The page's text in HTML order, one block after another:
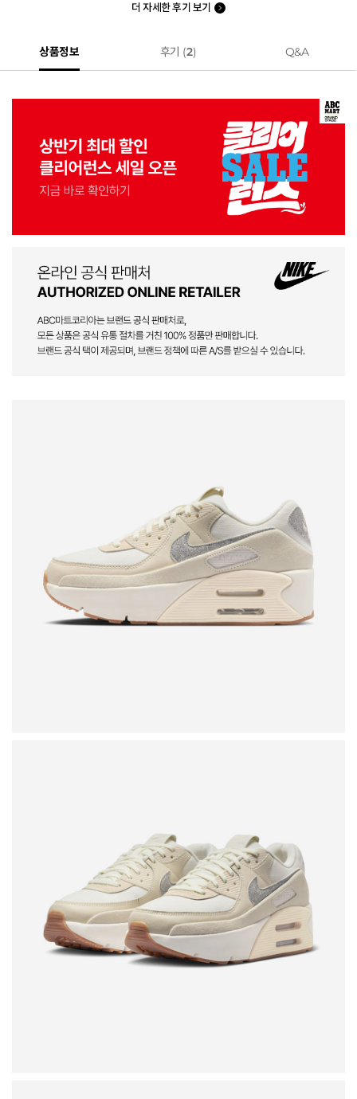
더 자세한 후기 보기
상품정보 후기 (2) Q&A